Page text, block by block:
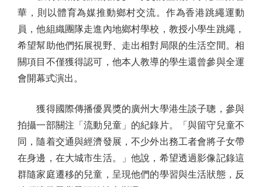
華，則以體育為媒推動鄉村交流。作為香港跳繩運動
員，他組織團隊走進內地鄉村學校，教授小學生跳繩，
希望幫助他們拓展視野、走出相對局限的生活空間。相
關項目不僅獲得認可，他本人教導的學生還曾參與全運
會開幕式演出。
獲得國際傳播優異獎的廣州大學港生談子聰，參與
拍攝一部關注「流動兒童」的紀錄片。「與留守兒童不
同，隨着交通與經濟發展，不少外出務工者會將子女帶
在身邊，在大城市生活。」他說，希望透過影像記錄這
群隨家庭遷移的兒童，呈現他們的學習與生活狀態，反